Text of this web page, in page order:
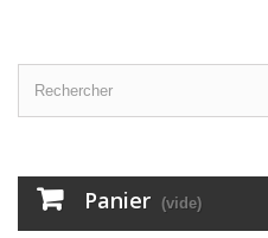
Panier (vide)